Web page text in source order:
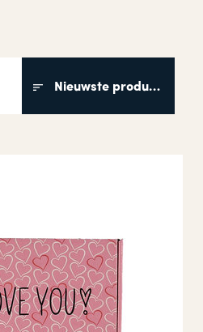
Nieuwste producten